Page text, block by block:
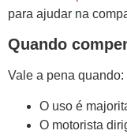
para ajudar na
Quando
Vale a pena quando:
O uso é
O motorista